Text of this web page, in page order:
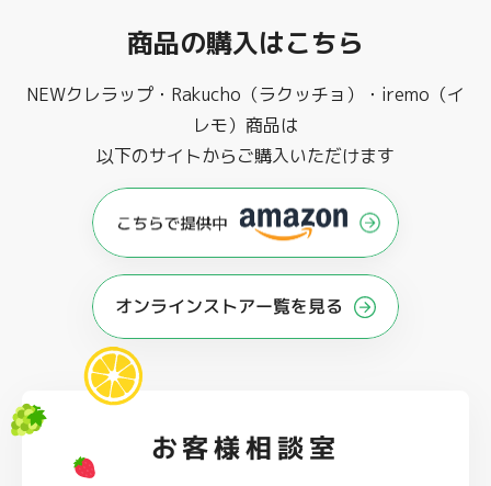
商品の購入はこちら
NEWクレラップ・Rakucho（ラクッチョ）・iremo（イ
レモ）商品は
以下のサイトからご購入いただけます
オンラインストアー覧を見る
お客様相談室